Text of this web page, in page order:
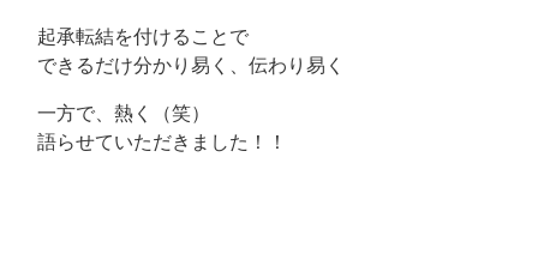
起承転結を付けることで
できるだけ分かり易く、伝わり易く
一方で、熱く（笑）
語らせていただきました！！